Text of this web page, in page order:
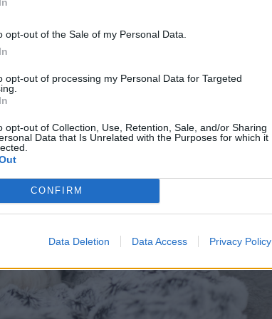
opt-out of the Sale of my Personal Data.
opt-out of processing my Personal Data for Targeted
opt-out of Collection, Use, Retention, Sale, and/or Sharing
Data that Is Unrelated with the Purposes for which it
CONFIRM
Data Deletion Data Access Privacy Policy
nerbäddad och jobbar. En stor kopp kaffe
hinner. Tänkte även försöka hinna mig på
de ”nya” gardinerna som jag lovat.